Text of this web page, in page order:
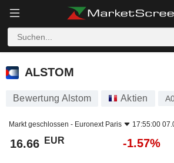
ALSTOM
ALSTOM
Bewertung Alstom Aktien
Markt geschlossen - Euronext Paris 17:55:00
16.66 EUR -1.57%